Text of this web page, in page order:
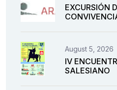
EXCURSIÓN
August 5, 2026
IV
SALESIANO